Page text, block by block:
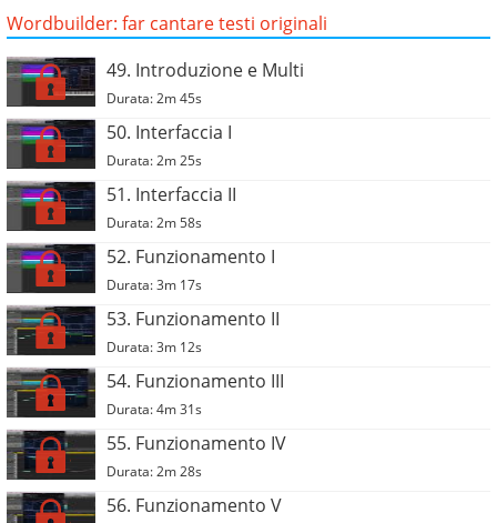
Wordbuilder: far cantare testi originali
49. Introduzione e Multi
Durata: 2m 45s
50. Interfaccia I
Durata: 2m 25s
51. Interfaccia II
Durata: 2m 58s
52. Funzionamento I
Durata: 3m 17s
53. Funzionamento II
Durata: 3m 12s
54. Funzionamento III
Durata: 4m 31s
55. Funzionamento IV
Durata: 2m 28s
56. Funzionamento V